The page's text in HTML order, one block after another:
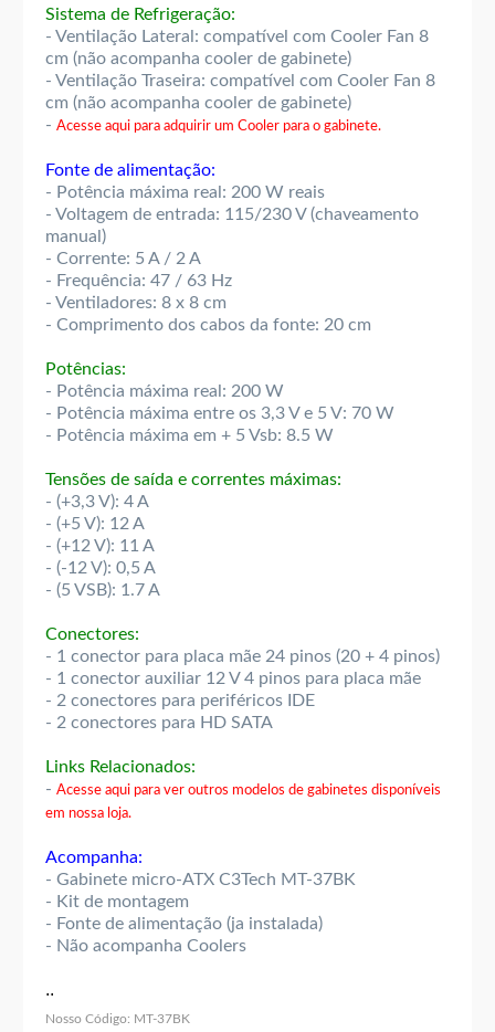
Sistema de Refrigeração:
- Ventilação Lateral: compatível com Cooler Fan 8
cm (não acompanha cooler de gabinete)
- Ventilação Traseira: compatível com Cooler Fan 8
cm (não acompanha cooler de gabinete)
- Acesse aqui para adquirir um Cooler para o gabinete.
Fonte de alimentação:
- Potência máxima real: 200 W reais
- Voltagem de entrada: 115/230 V (chaveamento
manual)
- Corrente: 5 A / 2 A
- Frequência: 47 / 63 Hz
- Ventiladores: 8 x 8 cm
- Comprimento dos cabos da fonte: 20 cm
Potências:
- Potência máxima real: 200 W
- Potência máxima entre os 3,3 V e 5 V: 70 W
- Potência máxima em + 5 Vsb: 8.5 W
Tensões de saída e correntes máximas:
- (+3,3 V): 4 A
- (+5 V): 12 A
- (+12 V): 11 A
- (-12 V): 0,5 A
- (5 VSB): 1.7 A
Conectores:
- 1 conector para placa mãe 24 pinos (20 + 4 pinos)
- 1 conector auxiliar 12 V 4 pinos para placa mãe
- 2 conectores para periféricos IDE
- 2 conectores para HD SATA
Links Relacionados:
- Acesse aqui para ver outros modelos de gabinetes disponíveis
em nossa loja.
Acompanha:
- Gabinete micro-ATX C3Tech MT-37BK
- Kit de montagem
- Fonte de alimentação (ja instalada)
- Não acompanha Coolers
..
Nosso Código: MT-37BK